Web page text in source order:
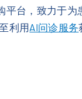
台，致力于
利用AI问诊服务